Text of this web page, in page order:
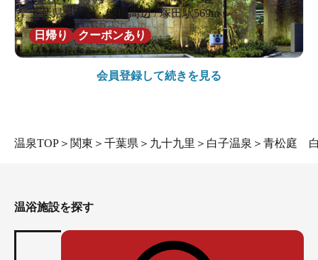
千葉県 / 千葉・船橋周辺 / 塚田駅569m
日帰り
クーポンあり
会員登録して続きを見る
温泉TOP ＞ 関東 ＞ 千葉県 ＞ 九十九里 ＞ 白子温泉 ＞ 青松庭
温浴施設を探す